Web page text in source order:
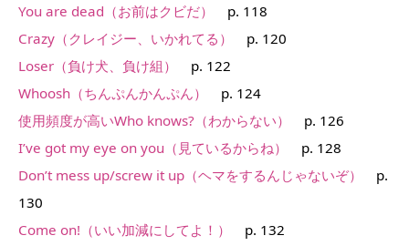
You are dead（お前はクビだ）
p. 118
Crazy（クレイジー、いかれてる）
p. 120
Loser（負け犬、負け組）
p. 122
Whoosh（ちんぷんかんぷん）
p. 124
使用頻度が高いWho knows?（わからない）
p. 126
I’ve got my eye on you（見ているからね）
p. 128
Don’t mess up/screw it up（ヘマをするんじゃないぞ）
p.
130
Come on!（いい加減にしてよ！）
p. 132